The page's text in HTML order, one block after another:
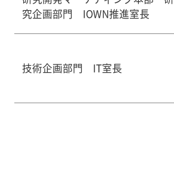
究企画部門 IOWN推進室長
技術企画部門 IT室長